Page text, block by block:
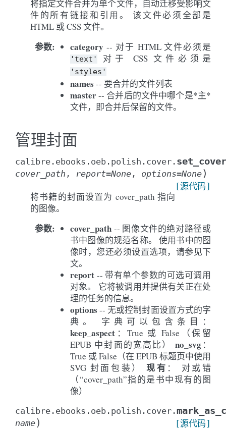
将指定文件合并为单个文件，自动迁移受影响文
件的所有链接和引用。 该文件必须全部是
HTML 或 CSS 文件。
参数: category -- 对于 HTML 文件必须是
'text' 对于 CSS 文件必须是
'styles'
names -- 要合并的文件列表
master-- 合并后的文件中哪个是*主*
文件，即合并后保留的文件。
管理封面
calibre.ebooks.oeb.polish.cover. set_cover
cover_path , report=None , options=None)
[源代码]
将书籍的封面设置为 cover_path 指向
的图像。
参数: cover_path -- 图像文件的绝对路径或
书中图像的规范名称。 使用书中的图
像时，您还必须设置选项，请参见下
文。
report -- 带有单个参数的可选可调用
对象。 它将被调用并提供有关正在处
理的任务的信息。
options -- 无或控制封面设置方式的字
典。 字典可以包含条目：
keep_aspect ：True 或 False（保留
EPUB 中封面的宽高比） no_svg：
True 或 False（在 EPUB 标题页中使用
SVG 封面包装） 现有 ： 对或错
（“cover_path”指的是书中现有的图
像）
calibre.ebooks.oeb.polish.cover.
name) [源代码]